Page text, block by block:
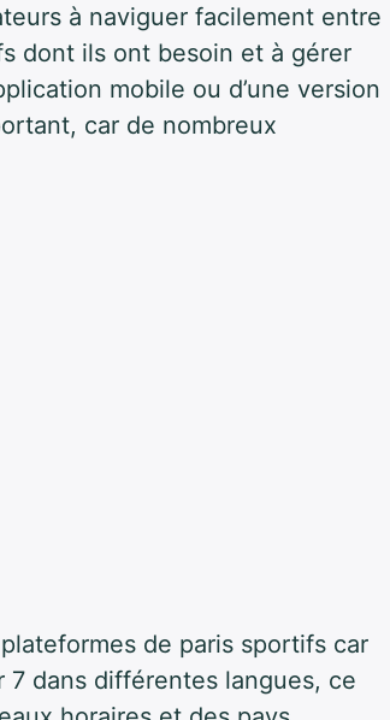
à naviguer facilement entre
dont ils ont besoin et à gérer
mobile ou d’une version
car de nombreux
de paris sportifs car
dans différentes langues, ce